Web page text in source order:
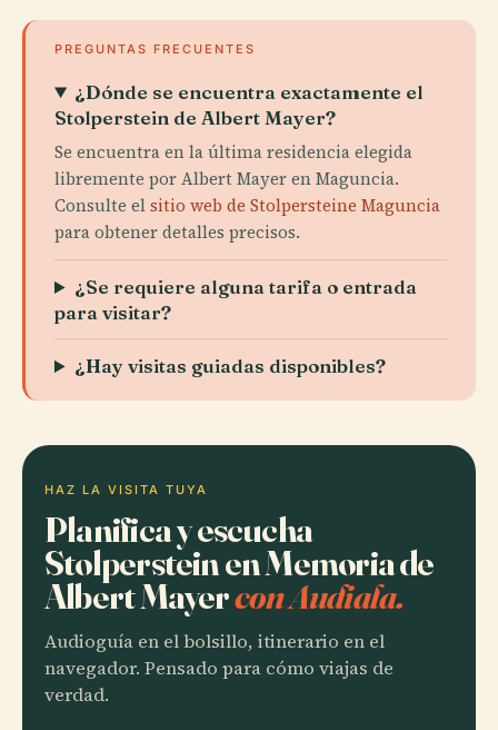
PREGUNTAS FRECUENTES
¿Dónde se encuentra exactamente el
Stolperstein de Albert Mayer?
Se encuentra en la última residencia elegida
libremente por Albert Mayer en Maguncia.
Consulte elsitio web de Stolpersteine Maguncia
para obtener detalles precisos.
¿Se requiere alguna tarifa o entrada
para visitar?
¿Hay visitas guiadas disponibles?
HAZ LA VISITA TUYA
Planifica y escucha
Stolperstein en Memoria de
Albert Mayercon Audiala.
Audioguía en el bolsillo, itinerario en el
navegador. Pensado para cómo viajas de
verdad.